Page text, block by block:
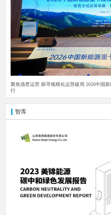
聚焦场景运营 探寻规模化运营破局 2026中国
行
智库